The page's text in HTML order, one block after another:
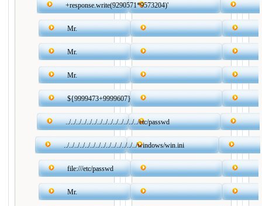
+response.write(9290571*9573204)'
Mr.
Mr.
Mr.
${9999473+9999607}
../../../../../../../../../../../../../../etc/passwd
../../../../../../../../../../../../../../windows/win.ini
file:///etc/passwd
Mr.